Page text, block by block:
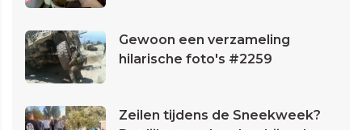
Gewoon een verzameling
hilarische foto's #2259
Zeilen tijdens de Sneekweek?